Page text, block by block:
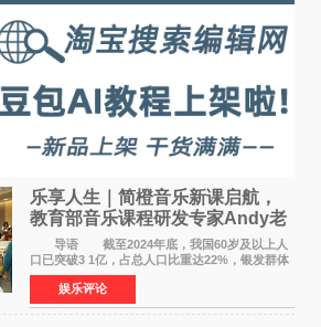
乐享人生｜简橙音乐新课启航，
教育部音乐课程研发专家Andy老
师重磅入驻领航银龄琴声
导语 截至2024年底，我国60岁及以上人
口已突破3 1亿，占总人口比重达22%，银发群体
的精神文化需求日益凸显。2024年1月，国务院办
公厅印发《关于发展银发经济增进老年人福祉的
意见》——这是
娱乐评论